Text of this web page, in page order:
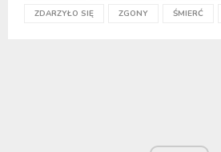
ZDARZYŁO SIĘ ZGONY ŚMIERĆ